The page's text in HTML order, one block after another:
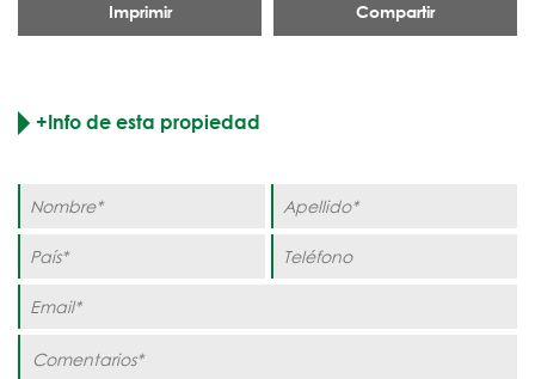
Imprimir Compartir
+Info de esta propiedad